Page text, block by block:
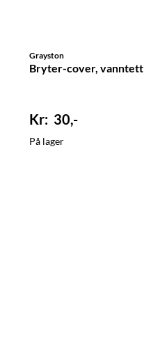
Grayston
Bryter-cover, vanntett
30,-
På lager